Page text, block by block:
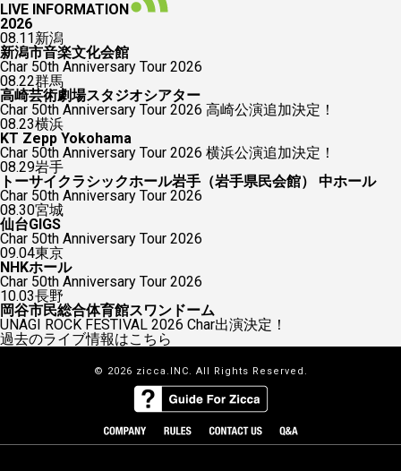
LIVE INFORMATION
2026
08.11新潟
新潟市音楽文化会館
Char 50th Anniversary Tour 2026
08.22群馬
高崎芸術劇場スタジオシアター
Char 50th Anniversary Tour 2026 高崎公演追加決定！
08.23横浜
KT Zepp Yokohama
Char 50th Anniversary Tour 2026 横浜公演追加決定！
08.29岩手
トーサイクラシックホール岩手（岩手県民会館） 中ホール
Char 50th Anniversary Tour 2026
08.30宮城
仙台GIGS
Char 50th Anniversary Tour 2026
09.04東京
NHKホール
Char 50th Anniversary Tour 2026
10.03長野
岡谷市民総合体育館スワンドーム
UNAGI ROCK FESTIVAL 2026 Char出演決定！
過去のライブ情報はこちら
© 2026 zicca.INC. All Rights Reserved.